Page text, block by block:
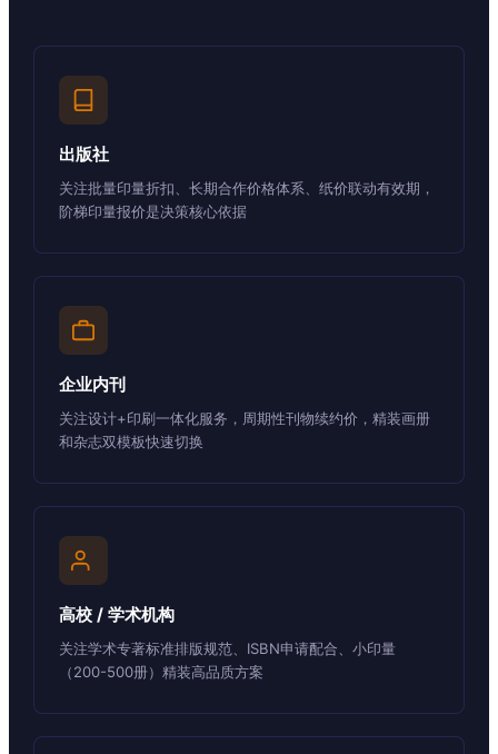
出版社
关注批量印量折扣、长期合作价格体系、纸价联动有效期，
阶梯印量报价是决策核心依据
企业内刊
关注设计+印刷一体化服务，周期性刊物续约价，精装画册
和杂志双模板快速切换
高校 / 学术机构
关注学术专著标准排版规范、ISBN申请配合、小印量
（200-500册）精装高品质方案